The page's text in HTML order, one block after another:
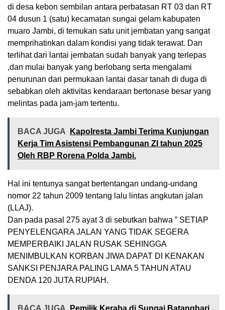
di desa kebon sembilan antara perbatasan RT 03 dan RT
04 dusun 1 (satu) kecamatan sungai gelam kabupaten
muaro Jambi, di temukan satu unit jembatan yang sangat
memprihatinkan dalam kondisi yang tidak terawat. Dan
terlihat dari lantai jembatan sudah banyak yang terlepas
,dan mulai banyak yang berlobang serta mengalami
penurunan dari permukaan lantai dasar tanah di duga di
sebabkan oleh aktivitas kendaraan bertonase besar yang
melintas pada jam-jam tertentu.
BACA JUGA
Kapolresta Jambi Terima Kunjungan
Kerja Tim Asistensi Pembangunan ZI tahun 2025
Oleh RBP Rorena Polda Jambi.
Hal ini tentunya sangat bertentangan undang-undang
nomor 22 tahun 2009 tentang lalu lintas angkutan jalan
(LLAJ).
Dan pada pasal 275 ayat 3 di sebutkan bahwa ” SETIAP
PENYELENGARA JALAN YANG TIDAK SEGERA
MEMPERBAIKI JALAN RUSAK SEHINGGA
MENIMBULKAN KORBAN JIWA DAPAT DI KENAKAN
SANKSI PENJARA PALING LAMA 5 TAHUN ATAU
DENDA 120 JUTA RUPIAH.